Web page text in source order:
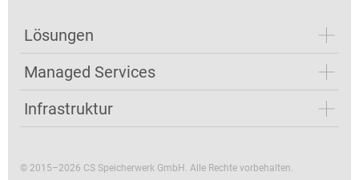
Lösungen
Managed Services
Infrastruktur
© 2015–2026 CS Speicherwerk GmbH. Alle Rechte vorbehalten.